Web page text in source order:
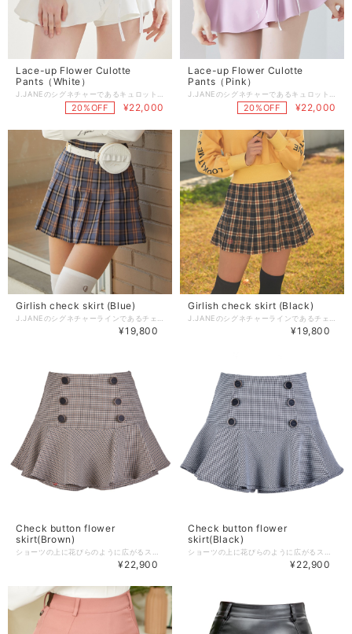
Lace-up Flower Culotte
Pants（White）
20%OFF ¥22,000
Lace-up Flower Culotte
Pants（Pink）
20%OFF ¥22,000
Girlish check skirt (Blue)
¥19,800
Girlish check skirt (Black)
¥19,800
Check button flower
skirt(Brown)
¥22,900
Check button flower
skirt(Black)
¥22,900